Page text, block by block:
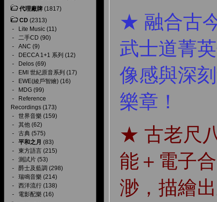
代理廠牌 (1817)
CD (2313)
-
Lite Music (11)
- 二手CD (90)
- ANC (9)
-
DECCA 1+1 系列 (12)
-
Delos (69)
-
EMI 世紀原音系列 (17)
-
EWE(綾戶智繪) (16)
-
MDG (99)
-
Reference
Recordings (173)
- 世界音樂 (159)
- 其他 (62)
- 古典 (575)
- 平和之月 (83)
- 東方語言 (215)
- 測試片 (53)
- 爵士及藍調 (298)
- 瑞鳴音樂 (214)
- 西洋流行 (138)
- 電影配樂 (16)
★ 融合古
武士道菁
像感與深
樂章！
★ 古老尺
能＋電子
渺，描繪